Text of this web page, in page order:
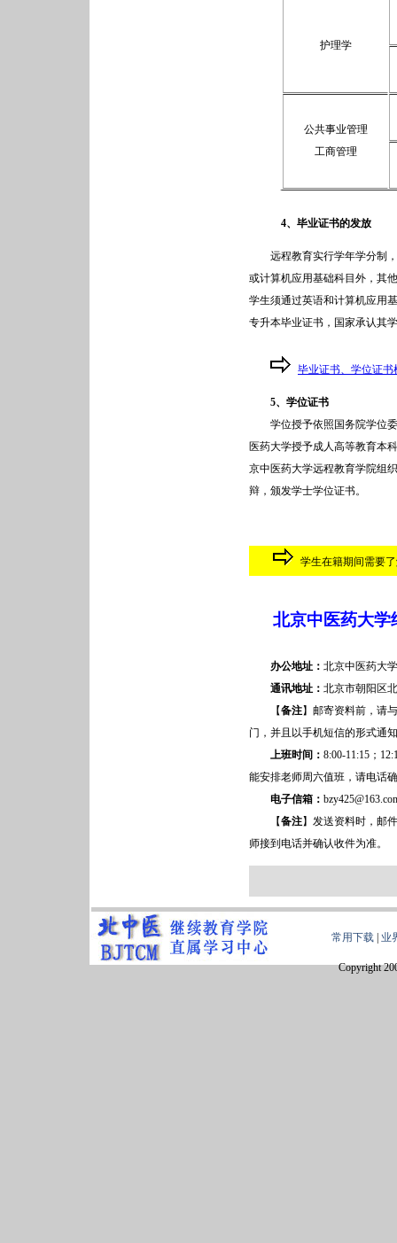
护理学
公共事业管理
工商管理
4、毕业证书的发放
远程教育实行学年学分制，
或计算机应用基础科目外，其
学生须通过英语和计算机应用
专升本毕业证书，国家承认其
毕业证书、学位证书
5、学位证书
学位授予依照国务院学位委
医药大学授予成人高等教育本
京中医药大学远程教育学院组
辩，颁发学士学位证书。
学生在籍期间需要
北京中医药大学
办公地址： 北京中医药大
通讯地址： 北京市朝阳区
【备注】邮寄资料前，请
门，并且以手机短信的形式通
上班时间： 8:00-11:15；
能安排老师周六值班，请电话
电子信箱：
【备注】发送资料时，邮
师接到电话并确认收件为准。
常用下载 业
Copyright